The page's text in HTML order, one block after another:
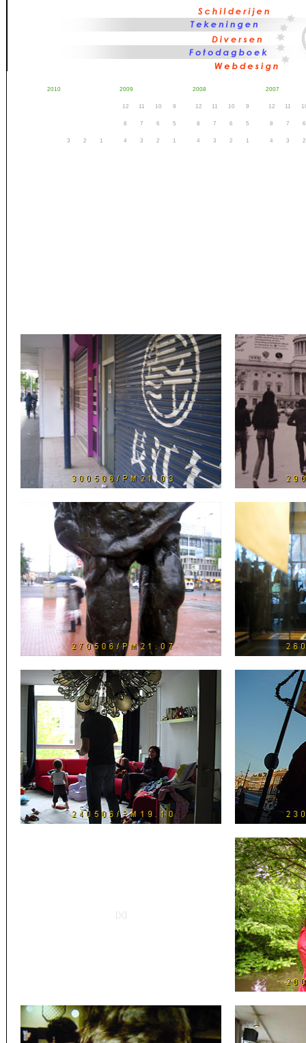
2010
3 2 1
2009
12 11 10 9
8 7 6 5
4 3 2 1
2008
12 11 10 9
8 7 6 5
4 3 2 1
2007
12 11
8 7 6
4 3 2